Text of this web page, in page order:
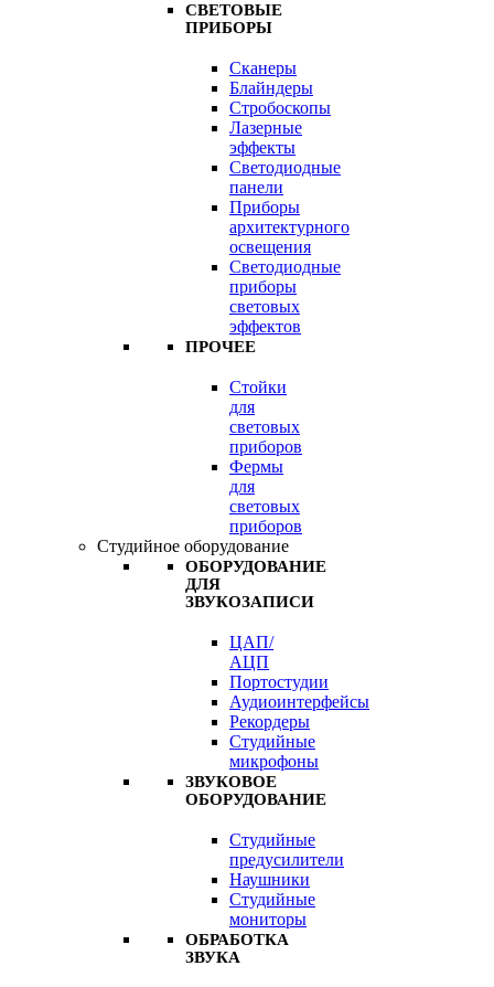
СВЕТОВЫЕ
ПРИБОРЫ
Сканеры
Блайндеры
Стробоскопы
Лазерные
эффекты
Светодиодные
панели
Приборы
архитектурного
освещения
Светодиодные
приборы
световых
эффектов
ПРОЧЕЕ
Стойки
для
световых
приборов
Фермы
для
световых
приборов
Студийное оборудование
ОБОРУДОВАНИЕ
ДЛЯ
ЗВУКОЗАПИСИ
ЦАП/
АЦП
Портостудии
Аудиоинтерфейсы
Рекордеры
Студийные
микрофоны
ЗВУКОВОЕ
ОБОРУДОВАНИЕ
Студийные
предусилители
Наушники
Студийные
мониторы
ОБРАБОТКА
ЗВУКА